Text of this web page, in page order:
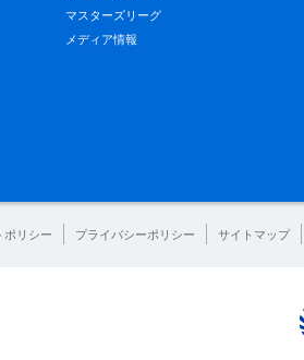
マスターズリーグ
メディア情報
ポリシー プライバシーポリシー サイトマップ